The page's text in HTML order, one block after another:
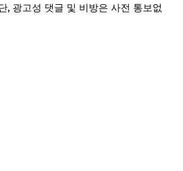
, 광고성 댓글 및 비방은 사전 통보없